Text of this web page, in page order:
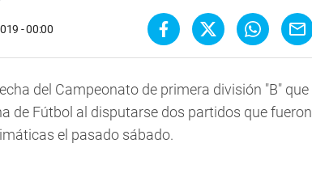
- 00:00
del Campeonato de primera división "B" que
de Fútbol al disputarse dos partidos que fueron
el pasado sábado.